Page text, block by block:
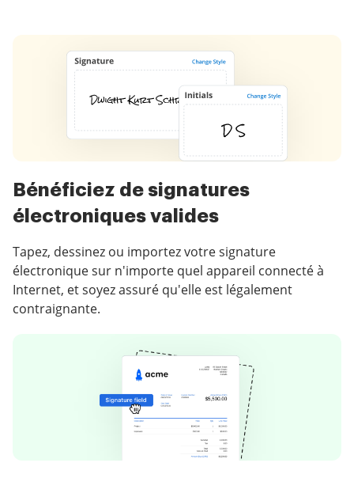
Bénéficiez de signatures
électroniques valides
Tapez, dessinez ou importez votre signature
électronique sur n'importe quel appareil connecté à
Internet, et soyez assuré qu'elle est légalement
contraignante.